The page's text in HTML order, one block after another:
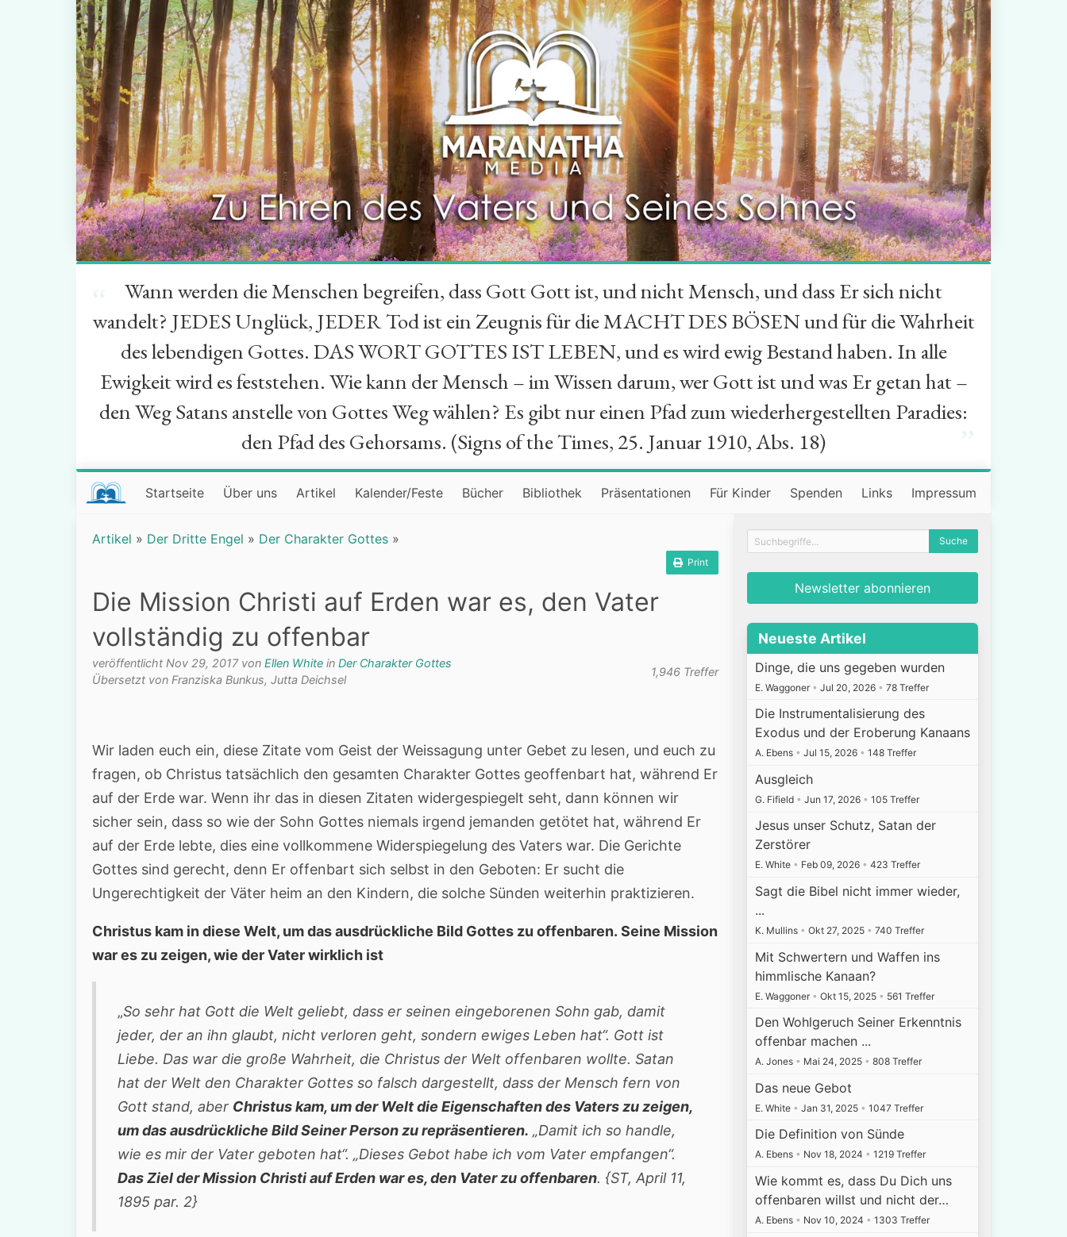
Wann werden die Menschen begreifen, dass Gott Gott ist, und nicht Mensch, und dass Er sich nicht
wandelt? JEDES Unglück, JEDER Tod ist ein Zeugnis für die MACHT DES BÖSEN und für die Wahrheit
des lebendigen Gottes. DAS WORT GOTTES IST LEBEN, und es wird ewig Bestand haben. In alle
Ewigkeit wird es feststehen. Wie kann der Mensch – im Wissen darum, wer Gott ist und was Er getan hat –
den Weg Satans anstelle von Gottes Weg wählen? Es gibt nur einen Pfad zum wiederhergestellten Paradies:
den Pfad des Gehorsams. (Signs of the Times, 25. Januar 1910, Abs. 18)
Startseite Über uns Artikel Kalender/Feste Bücher Bibliothek Präsentationen Für Kinder Spenden Links Impressum
Artikel » Der Dritte Engel » Der Charakter Gottes »
Print
Die Mission Christi auf Erden war es, den Vater
vollständig zu offenbar
veröffentlicht Nov 29, 2017 von Ellen White in Der Charakter Gottes
Übersetzt von Franziska Bunkus, Jutta Deichsel
1,946 Treffer
Wir laden euch ein, diese Zitate vom Geist der Weissagung unter Gebet zu lesen, und euch zu
fragen, ob Christus tatsächlich den gesamten Charakter Gottes geoffenbart hat, während Er
auf der Erde war. Wenn ihr das in diesen Zitaten widergespiegelt seht, dann können wir
sicher sein, dass so wie der Sohn Gottes niemals irgend jemanden getötet hat, während Er
auf der Erde lebte, dies eine vollkommene Widerspiegelung des Vaters war. Die Gerichte
Gottes sind gerecht, denn Er offenbart sich selbst in den Geboten: Er sucht die
Ungerechtigkeit der Väter heim an den Kindern, die solche Sünden weiterhin praktizieren.
Christus kam in diese Welt, um das ausdrückliche Bild Gottes zu offenbaren. Seine Mission
war es zu zeigen, wie der Vater wirklich ist
„So sehr hat Gott die Welt geliebt, dass er seinen eingeborenen Sohn gab, damit
jeder, der an ihn glaubt, nicht verloren geht, sondern ewiges Leben hat“. Gott ist
Liebe. Das war die große Wahrheit, die Christus der Welt offenbaren wollte. Satan
hat der Welt den Charakter Gottes so falsch dargestellt, dass der Mensch fern von
Gott stand, aber Christus kam, um der Welt die Eigenschaften des Vaters zu zeigen,
um das ausdrückliche Bild Seiner Person zu repräsentieren. „Damit ich so handle,
wie es mir der Vater geboten hat“. „Dieses Gebot habe ich vom Vater empfangen“.
Das Ziel der Mission Christi auf Erden war es, den Vater zu offenbaren. {ST, April 11,
1895 par. 2}
Newsletter abonnieren
Neueste Artikel
Dinge, die uns gegeben wurden
E. Waggoner • Jul 20, 2026 • 78 Treffer
Die Instrumentalisierung des
Exodus und der Eroberung Kanaans
A. Ebens • Jul 15, 2026 • 148 Treffer
Ausgleich
G. Fifield • Jun 17, 2026 • 105 Treffer
Jesus unser Schutz, Satan der
Zerstörer
E. White • Feb 09, 2026 • 423 Treffer
Sagt die Bibel nicht immer wieder,
...
K. Mullins • Okt 27, 2025 • 740 Treffer
Mit Schwertern und Waffen ins
himmlische Kanaan?
E. Waggoner • Okt 15, 2025 • 561 Treffer
Den Wohlgeruch Seiner Erkenntnis
offenbar machen ...
A. Jones • Mai 24, 2025 • 808 Treffer
Das neue Gebot
E. White • Jan 31, 2025 • 1047 Treffer
Die Definition von Sünde
A. Ebens • Nov 18, 2024 • 1219 Treffer
Wie kommt es, dass Du Dich uns
offenbaren willst und nicht der…
A. Ebens • Nov 10, 2024 • 1303 Treffer